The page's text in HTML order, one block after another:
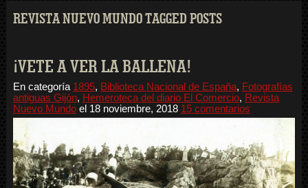
REVISTA NUEVO MUNDO TAGGED POSTS
¡VETE A VER LA BALLENA!
En categoría 1895, Biblioteca Nacional de España, Fotografías
antiguas Gijón, Hemeroteca del diario El Comercio, Revista
Nuevo Mundoel 18 noviembre, 2018 15 comentarios